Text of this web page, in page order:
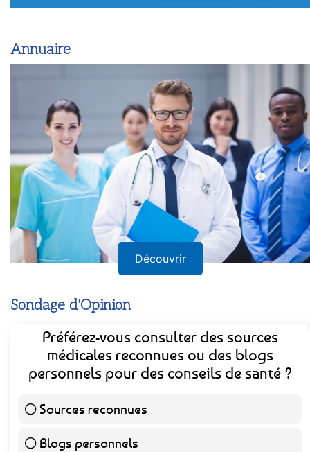
Annuaire
Découvrir
Sondage d'Opinion
Préférez-vous consulter des sources
médicales reconnues ou des blogs
personnels pour des conseils de santé ?
Sources reconnues
Blogs personnels